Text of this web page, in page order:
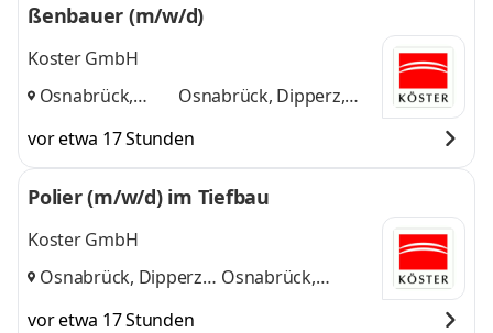
ßenbauer (m/w/d)
Koster GmbH
Osnabrück,
Bielefeld,
Osnabrück, Dipperz,
vor etwa 17 Stunden
Polier (m/w/d) im Tiefbau
Koster GmbH
Osnabrück, Dipperz
Osnabrück,
vor etwa 17 Stunden